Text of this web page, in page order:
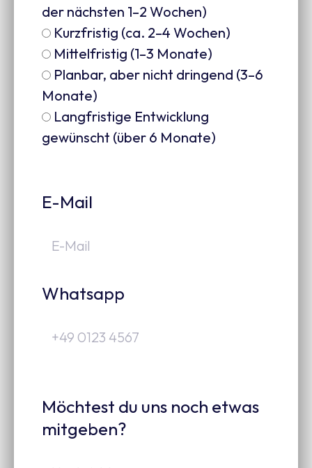
der nächsten 1–2 Wochen)
Kurzfristig (ca. 2–4 Wochen)
Mittelfristig (1–3 Monate)
Planbar, aber nicht dringend (3–6
Monate)
Langfristige Entwicklung
gewünscht (über 6 Monate)
E-Mail
Whatsapp
Möchtest du uns noch etwas
mitgeben?